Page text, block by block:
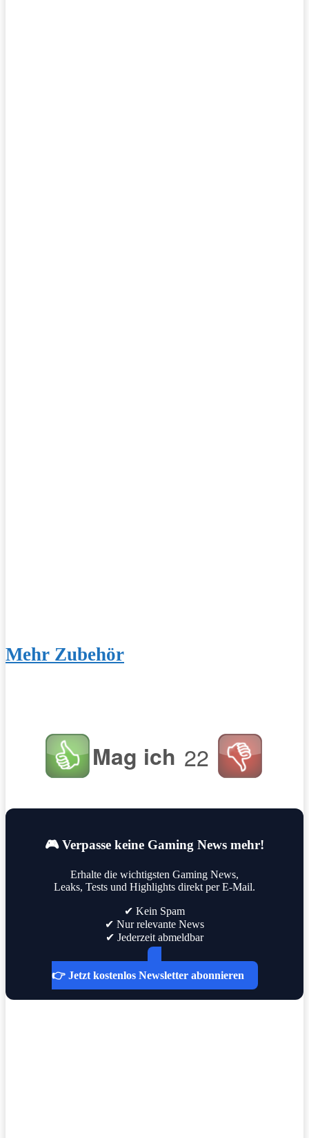
Mehr Zubehör
Mag ich 22
🎮 Verpasse keine Gaming News mehr!
Erhalte die wichtigsten Gaming News,
Leaks, Tests und Highlights direkt per E-Mail.
✔ Kein Spam
✔ Nur relevante News
✔ Jederzeit abmeldbar
👉 Jetzt kostenlos Newsletter abonnieren